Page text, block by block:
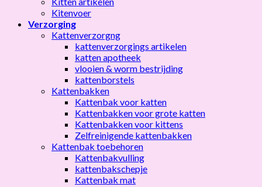
Kitenvoer
Verzorging
Kattenverzorgng
kattenverzorgings artikelen
katten apotheek
vlooien & worm bestrijding
kattenborstels
Kattenbakken
Kattenbak voor katten
Kattenbakken voor grote katten
Kattenbakken voor kittens
Zelfreinigende kattenbakken
Kattenbak toebehoren
Kattenbakvulling
kattenbakschepje
Kattenbak mat